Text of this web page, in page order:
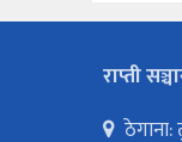
राप्ती